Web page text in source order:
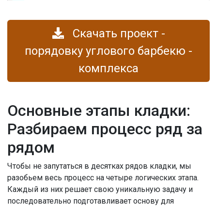
Скачать проект -
порядовку углового барбекю -
комплекса
Основные этапы кладки:
Разбираем процесс ряд за
рядом
Чтобы не запутаться в десятках рядов кладки, мы
разобьем весь процесс на четыре логических этапа.
Каждый из них решает свою уникальную задачу и
последовательно подготавливает основу для